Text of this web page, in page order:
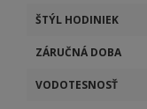
ŠTÝL HODINIEK
ZÁRUČNÁ DOBA
VODOTESNOSŤ